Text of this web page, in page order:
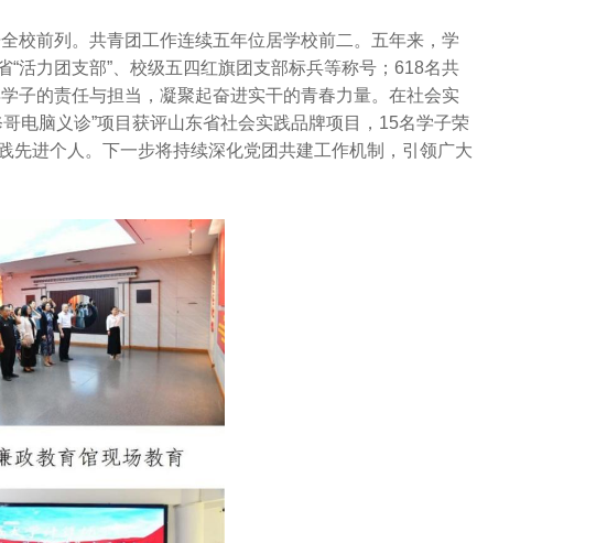
校前列。共青团工作连续五年位居学校前二。五年来，学
活力团支部”、校级五四红旗团支部标兵等称号；618名共
子的责任与担当，凝聚起奋进实干的青春力量。在社会实
电脑义诊”项目获评山东省社会实践品牌项目，15名学子荣
先进个人。下一步将持续深化党团共建工作机制，引领广大